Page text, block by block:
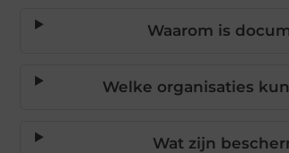
Waarom is
Welke organisaties
Wat zijn